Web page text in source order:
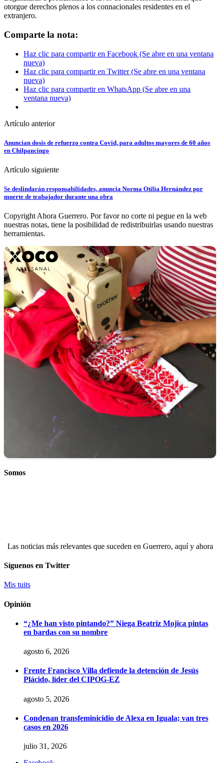
otorgue derechos plenos a los connacionales residentes en el
extranjero.
Comparte la nota:
Haz clic para compartir en Facebook (Se abre en una ventana
nueva)
Haz clic para compartir en Twitter (Se abre en una ventana
nueva)
Haz clic para compartir en WhatsApp (Se abre en una
ventana nueva)
Artículo anterior
Anuncian dosis de refuerzo contra Covid, para adultos mayores de 60 años
en Chilpancingo
Artículo siguiente
Se deslindarán responsabilidades, anuncia Norma Otilia Hernández por
muerte de trabajador durante una obra
Copyright Ahora Guerrero. Por favor no corte ni pegue en la web
nuestras notas, tiene la posibilidad de redistribuirlas usando nuestras
herramientas.
Somos
Las noticias más relevantes que suceden en Guerrero, aquí y ahora
Síguenos en Twitter
Mis tuits
Opinión
“¿Me han visto pintando?” Niega Beatriz Mojica pintas
en bardas con su nombre
agosto 6, 2026
Frente Francisco Villa defiende la detención de Jesús
Plácido, líder del CIPOG-EZ
agosto 5, 2026
Condenan transfeminicidio de Alexa en Iguala; van tres
casos en 2026
julio 31, 2026